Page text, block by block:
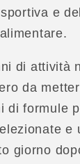
e
alimentare.
di attività
da
di formule
e
giorno